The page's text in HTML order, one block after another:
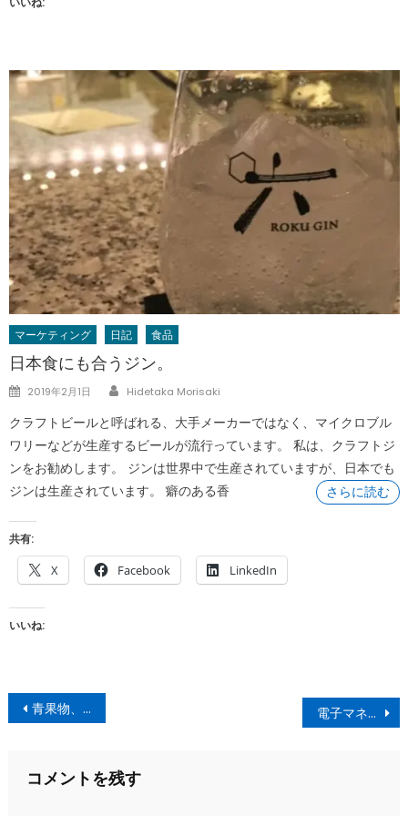
マーケティング 日記 食品
日本食にも合うジン。
Posted
2019年2月1日 Author
Hidetaka Morisaki
クラフトビールと呼ばれる、大手メーカーではなく、マイクロブル
ワリーなどが生産するビールが流行っています。 私は、クラフトジ
ンをお勧めします。 ジンは世界中で生産されていますが、日本でも
ジンは生産されています。 癖のある香
さらに読む
共有:
X Facebook LinkedIn
いいね:
投
稿
ビ
青果物、穀物類 電子マネーアプリ
コメントを残す